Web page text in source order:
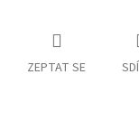
ZEPTAT SE